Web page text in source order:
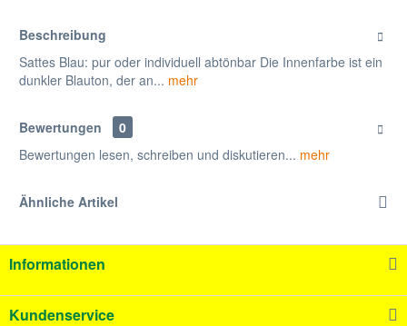
Beschreibung
Sattes Blau: pur oder individuell abtönbar Die Innenfarbe ist ein
dunkler Blauton, der an... mehr
Bewertungen
0
Bewertungen lesen, schreiben und diskutieren... mehr
Ähnliche Artikel
Informationen
Kundenservice